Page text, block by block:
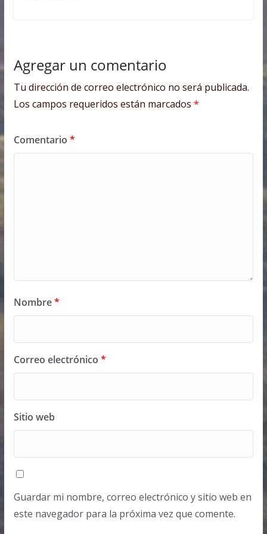
Agregar un comentario
Tu dirección de correo electrónico no será publicada.
Los campos requeridos están marcados *
Comentario *
Nombre*
Correo electrónico *
Sitio web
Guardar mi nombre, correo electrónico y sitio web en
este navegador para la próxima vez que comente.